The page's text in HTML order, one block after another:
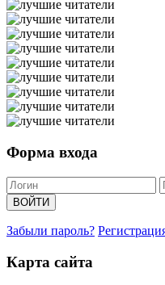
Форма входа
Забыли пароль?
Карта сайта